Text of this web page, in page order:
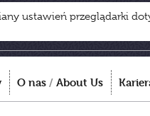
ustawień przeglądarki
O nas / About Us